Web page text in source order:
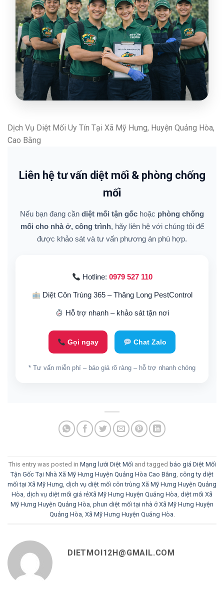
Dịch Vụ Diệt Mối Uy Tín Tại Xã Mỹ Hưng, Huyện Quảng Hòa,
Cao Bằng
Liên hệ tư vấn diệt mối & phòng chống
mối
Nếu bạn đang cần diệt mối tận gốc hoặc phòng chống
mối cho nhà ở, công trình, hãy liên hệ với chúng tôi để
được khảo sát và tư vấn phương án phù hợp.
Hotline: 0979 527 110
Diệt Côn Trùng 365 – Thăng Long PestControl
Hỗ trợ nhanh – khảo sát tận nơi
Gọi ngay Chat Zalo
* Tư vấn miễn phí – báo giá rõ ràng – hỗ trợ nhanh chóng
This entry was posted in Mạng lưới Diệt Mối and tagged báo giá Diệt Mối
Tận Gốc Tại Nhà Xã Mỹ Hưng Huyện Quảng Hòa Cao Bằng, công ty diệt
mối tại Xã Mỹ Hưng, dịch vụ diệt mối côn trùng Xã Mỹ Hưng Huyện Quảng
Hòa, dịch vụ diệt mối giá rẻXã Mỹ Hưng Huyện Quảng Hòa, diệt mối Xã
Mỹ Hưng Huyện Quảng Hòa, phun diệt mối tại nhà ở Xã Mỹ Hưng Huyện
Quảng Hòa, Xã Mỹ Hưng Huyện Quảng Hòa.
DIETMOI12H@GMAIL.COM